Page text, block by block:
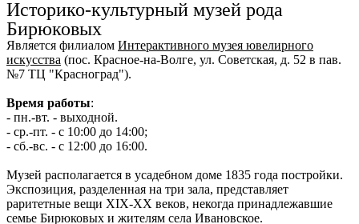
Историко-культурный музей рода
Бирюковых
Является филиалом Интерактивного музея ювелирного
искусства (пос. Красное-на-Волге, ул. Советская, д. 52 в пав.
№7 ТЦ "Красноград").
Время работы:
- пн.-вт. - выходной.
- ср.-пт. - с 10:00 до 14:00;
- сб.-вс. - с 12:00 до 16:00.
Музей располагается в усадебном доме 1835 года постройки.
Экспозиция, разделенная на три зала, представляет
раритетные вещи XIX-XX веков, некогда принадлежавшие
семье Бирюковых и жителям села Ивановское.